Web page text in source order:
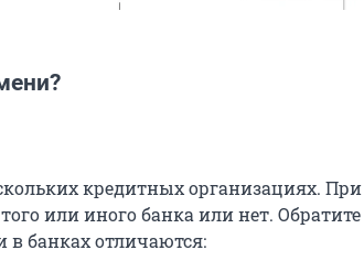
кредитных организациях. При
или иного банка или нет. Обратите
банках отличаются: